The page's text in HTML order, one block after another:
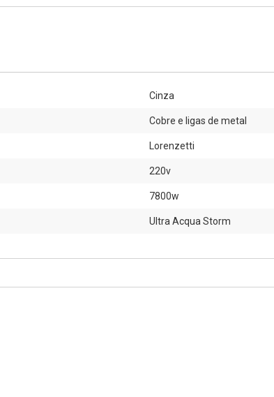
Cinza
Cobre e ligas de metal
Lorenzetti
220v
7800w
Ultra Acqua Storm